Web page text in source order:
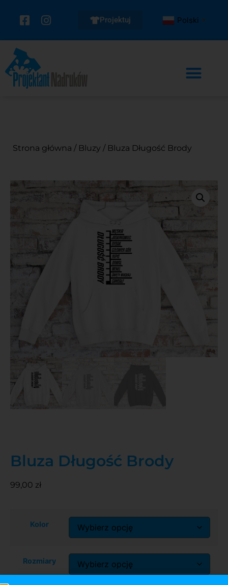
Projektuj Polski ▼
Strona główna / Bluzy / Bluza Długość Brody
Bluza Długość Brody
99,00 zł
Kolor
Rozmiary